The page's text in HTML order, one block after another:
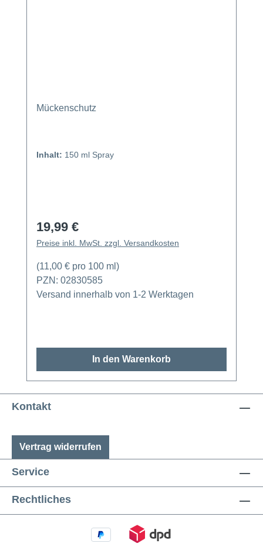
Mückenschutz
Inhalt: 150 ml Spray
Regulärer Preis:
19,99 €
Preise inkl. MwSt. zzgl. Versandkosten
(11,00 € pro 100 ml)
PZN: 02830585
Versand innerhalb von 1-2 Werktagen
In den Warenkorb
Kontakt
Vertrag widerrufen
Service
Rechtliches